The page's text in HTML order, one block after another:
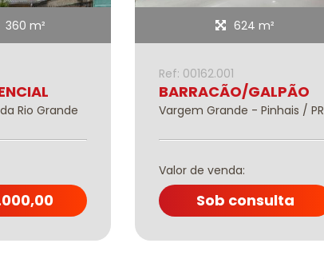
360 m²
Rio Grande
624 m²
Ref: 00162.001
BARRACÃO/GALPÃO
Vargem Grande - Pinhais / PR
Valor de venda:
Sob consulta